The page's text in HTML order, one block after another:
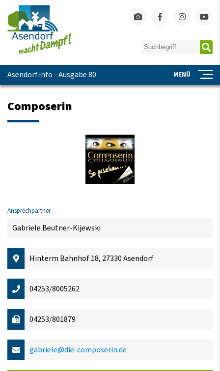
Asendorf.info - Ausgabe 80 MENÜ
Composerin
Ansprechpartner
Gabriele Beutner-Kijewski
Hinterm Bahnhof 18, 27330 Asendorf
04253/8005262
04253/801879
gabriele@die-composerin.de